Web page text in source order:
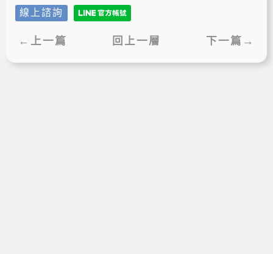
線上諮詢
←上一篇 回上一層 下一篇→